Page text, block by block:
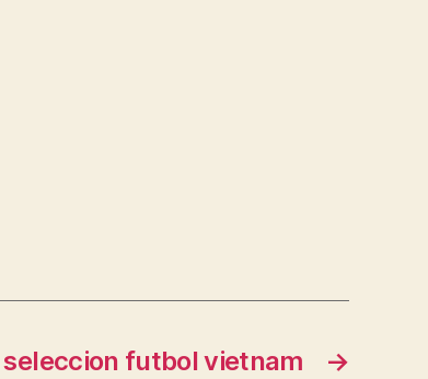
→
futbol vietnam